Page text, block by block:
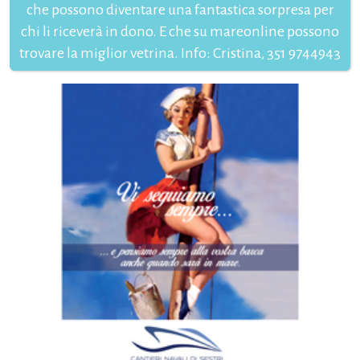
che possono diventare una fantastica sorpresa per
chi li riceverà in dono. E che su mareonline possono
trovare la miglior vetrina. Info: Cristina, 351 9744943